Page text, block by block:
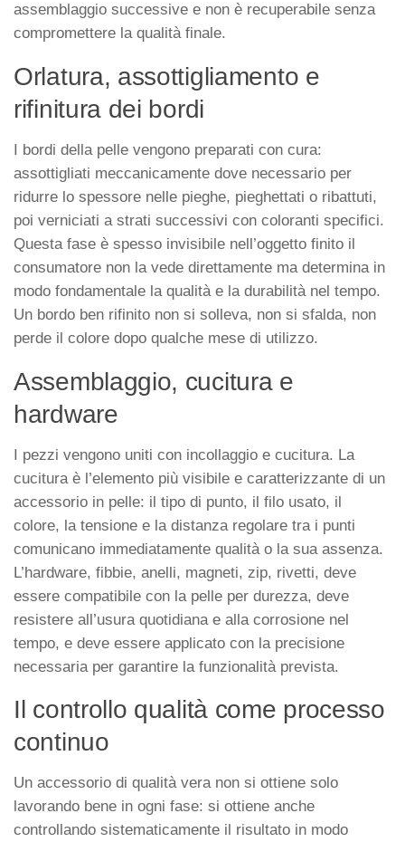
assemblaggio successive e non è recuperabile senza
compromettere la qualità finale.
Orlatura, assottigliamento e
rifinitura dei bordi
I bordi della pelle vengono preparati con cura:
assottigliati meccanicamente dove necessario per
ridurre lo spessore nelle pieghe, pieghettati o ribattuti,
poi verniciati a strati successivi con coloranti specifici.
Questa fase è spesso invisibile nell’oggetto finito il
consumatore non la vede direttamente ma determina in
modo fondamentale la qualità e la durabilità nel tempo.
Un bordo ben rifinito non si solleva, non si sfalda, non
perde il colore dopo qualche mese di utilizzo.
Assemblaggio, cucitura e
hardware
I pezzi vengono uniti con incollaggio e cucitura. La
cucitura è l’elemento più visibile e caratterizzante di un
accessorio in pelle: il tipo di punto, il filo usato, il
colore, la tensione e la distanza regolare tra i punti
comunicano immediatamente qualità o la sua assenza.
L’hardware, fibbie, anelli, magneti, zip, rivetti, deve
essere compatibile con la pelle per durezza, deve
resistere all’usura quotidiana e alla corrosione nel
tempo, e deve essere applicato con la precisione
necessaria per garantire la funzionalità prevista.
Il controllo qualità come processo
continuo
Un accessorio di qualità vera non si ottiene solo
lavorando bene in ogni fase: si ottiene anche
controllando sistematicamente il risultato in modo